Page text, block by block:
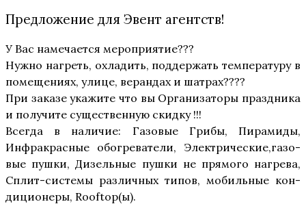
Предложение для Эвент агентств!
У Вас наме­ча­ет­ся мероприятие???
Нуж­но нагреть, охла­дить, под­дер­жать тем­пе­ра­ту­ру в
поме­ще­ни­ях, ули­це, веран­дах и шатрах????
При зака­зе ука­жи­те что вы Орга­ни­за­то­ры празд­ни­ка
и полу­чи­те суще­ствен­ную скидку !!!
Все­гда в нали­чие: Газо­вые Гри­бы, Пира­ми­ды,
Инфра­крас­ные обо­гре­ва­те­ли, Элек­три­че­ские,газо­
вые пуш­ки, Дизель­ные пуш­ки не пря­мо­го нагре­ва,
Сплит-систе­мы раз­лич­ных типов, мобиль­ные кон­
ди­ци­о­не­ры, Rooftop(ы).